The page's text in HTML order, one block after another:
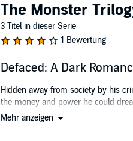
The Monster
3 Titel in dieser Serie
1 Bewertung
Defaced: A Dark
Hidden away from society by his
the money and power he could
Traumatised by an event in her
Mehr anzeigen